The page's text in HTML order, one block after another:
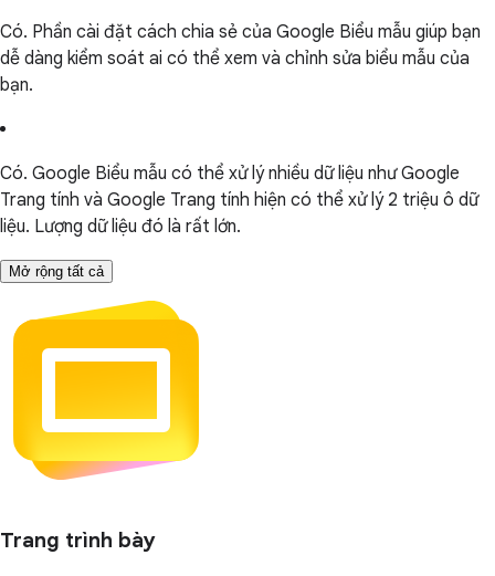
Có. Phần cài đặt cách chia sẻ của Google Biểu mẫu giúp bạn
dễ dàng kiểm soát ai có thể xem và chỉnh sửa biểu mẫu của
bạn.
Có. Google Biểu mẫu có thể xử lý nhiều dữ liệu như Google
Trang tính và Google Trang tính hiện có thể xử lý 2 triệu ô dữ
liệu. Lượng dữ liệu đó là rất lớn.
Mở rộng tất cả
Trang trình bày